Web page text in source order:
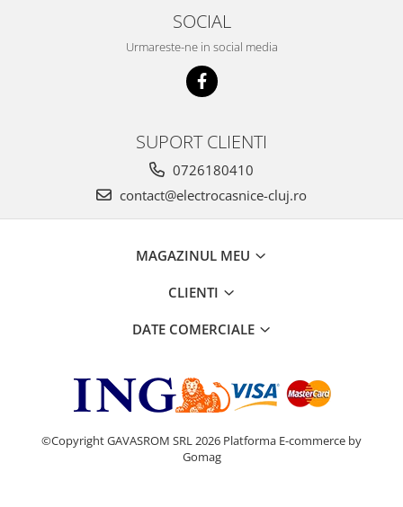
SOCIAL
Urmareste-ne in social media
SUPORT CLIENTI
0726180410
contact@electrocasnice-cluj.ro
MAGAZINUL MEU
CLIENTI
DATE COMERCIALE
©Copyright GAVASROM SRL 2026 Platforma E-commerce by
Gomag